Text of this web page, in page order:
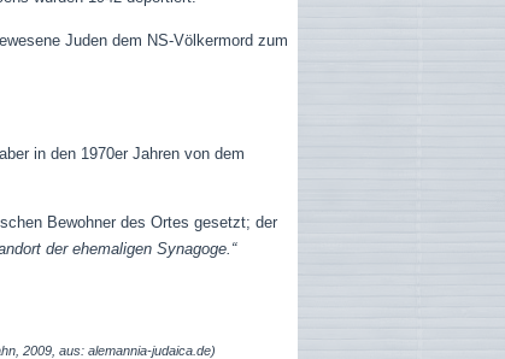
Juden dem NS-Völkermord zum
in den 1970er Jahren von dem
Bewohner des Ortes gesetzt; der
der ehemaligen Synagoge.“
2009, aus: alemannia-judaica.de)